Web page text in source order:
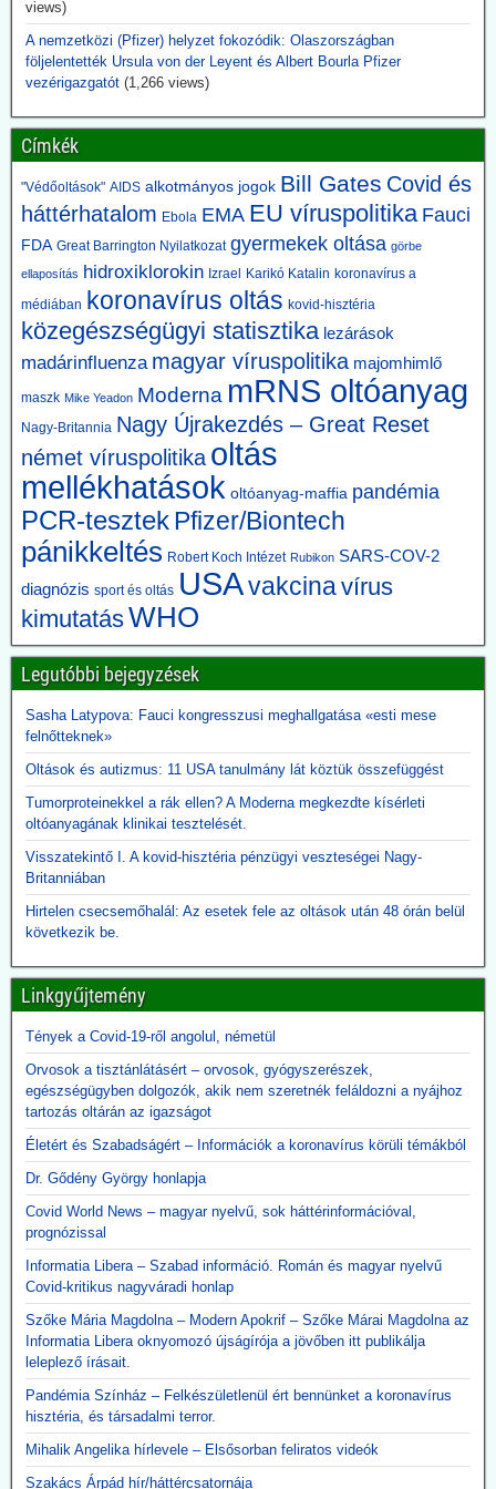
Aki eddig ezt szóba hozta, megkapta jelzőjét: Alusipkás
összeesküvés-teoretikus.
2026.06.14. JonFleetwood.com: A CDC csöndben
nem bizonyítja a vírusátvitelt
A CDC a legújabb USA kanyaróesetek kapcsán csöndben beismeri,
hogy a génszekvenálás eredményei önmagukban nem tekinthetők
elegendő bizonyítéknak a vírusátvitel mellett, mégha a genomok
nagyon hasonlók is.
Mint tudjuk, az összes korlátozó intézkedés egyedül a PCR-
teszteken nyugodott.
2026.06.12. unorthodoxy.substack.com: Amikor
megváltoztatták a járványos gyermekbénulás
definícióját, hirtelen eltűnt a betegség. Érdekes,
ez pont egybeesett az oltások bevezetésével.
A történet arról szól, hogy mi történt a definícióval 1955-ben, abban
az évben, amikor Salk vakcináját bevezették. Ezt megelőzően a
„polio” fogalma rendkívül tág volt: akár egy 24 órán át tartó átmeneti
bénulás is ide sorolható volt. Azokat az eseteket, amelyeket ma
Guillain-Barré-szindrómának, aszeptikus agyhártyagyulladásnak
vagy más idegrendszeri betegségnek nevezünk, ugyanabba a
kategóriába sorolták.
A CDC és az Amerikai Közegészségügyi Szövetség felülvizsgálta a
kritériumokat – most már gyakran 60 napos vagy annál hosszabb
bénulást követelnek meg a besoroláshoz. Azokat az eseteket,
amelyek nem feleltek meg az új kritériumoknak, másként sorolták
be.
2026.06.10. JonFleetwood.com: Kennedy
beszüntette, Rubio külügyminiszter újra elindítja
a Gavi finanszírozását
Egy évvel ezelőtt Robert F. Kennedy Jr. egészségügyi miniszter
visszavonta a Gavi számára nyújtott, évi több száz millió dolláros
amerikai támogatást, hivatkozva a DTP-oltással összefüggésbe
hozható gyermekhalálesetekre.
Kennedy arra kérte a Gavi-t, hogy „állítsa vissza a közbizalmat, és
igazolja azt a 8 milliárd dollárt, amelyet Amerika 2001 óta nyújtott
finanszírozásként”.
Rubio külügyminiszter azonban most közölte, hogy - az afrikai
ebola-esetekre tekintettel - folytatják a Gavi finanszírozását. A
közbizalom Gavi általi visszaszerzéséről Rubio nem ejtett szót.
2026.06.09. 24.hu: A 300 milliárdért beszerzett,
használhatatlan lélegeztetőgépek tárolása eddig
2,3 milliárdba került
A kormány felülvizsgálja a koronavírus idején beszerzett
lélegeztetőgépek ügyét. A járvány alatt közel 300 milliárd forint
értékben szerzett be gépeket az Orbán-kormány annak ellenére,
hogy a szakmai szervezetek világossá tették, hogy nincs elég
ember ennyi gép üzemeltetésére. A kormány felülvizsgálja az akkor
kötött szerződéseket, a vizsgálatot pedig a Külügyminisztérium
folytatja majd le, azonnali hatállyal.
A használhatatlan lélegeztetőgépek tárolása is horribilis összegbe
került: több mint 2,3 milliárd forint volt eddig a raktárköltség.
Közzétevő: Teljesen mellékes, hogy volt-e (van-e) elég ember ennyi
gép üzemeltetésére. A gépek használata kontraproduktív, nem
gyógyítja az influenzás beteget, hanem sietteti, elősegíti halálukat.
Erre több bejegyzésben felhívtuk a figyelmet. Beszerzésük egy célt
szolgált: a 120 milliárd lenyúlását. Ennyi volt a különbség a
gyárkapunál érvényes ár, és a magyar adófizető által kifizetett 300
milliárd között.
A gépek vásárlása emellett hozzájárult a pszichoterrorhoz, ami
aztán ahhoz vezetett, hogy az emberek önként sorba álltak, hogy
fölvehessék a génterápiás oltást.
views)
A nemzetközi (Pfizer) helyzet fokozódik: Olaszországban
följelentették Ursula von der Leyent és Albert Bourla Pfizer
vezérigazgatót (1,266 views)
Címkék
"Védőoltások" AIDS alkotmányos jogok Bill Gates Covid és
háttérhatalom Ebola EMA EU víruspolitika Fauci
FDA Great Barrington Nyilatkozat gyermekek oltása görbe
ellaposítás hidroxiklorokin Izrael Karikó Katalin koronavírus a
médiában koronavírus oltás kovid-hisztéria
közegészségügyi statisztika lezárások
madárinfluenza magyar víruspolitika majomhimlő
maszk Mike Yeadon Moderna mRNS oltóanyag
Nagy-Britannia Nagy Újrakezdés – Great Reset
német víruspolitika oltás
mellékhatások oltóanyag-maffia pandémia
PCR-tesztek Pfizer/Biontech
pánikkeltés Robert Koch Intézet Rubikon SARS-COV-2
diagnózis sport és oltás USAvakcinavírus
kimutatásWHO
Legutóbbi bejegyzések
Sasha Latypova: Fauci kongresszusi meghallgatása «esti mese
felnőtteknek»
Oltások és autizmus: 11 USA tanulmány lát köztük összefüggést
Tumorproteinekkel a rák ellen? A Moderna megkezdte kísérleti
oltóanyagának klinikai tesztelését.
Visszatekintő I. A kovid-hisztéria pénzügyi veszteségei Nagy-
Britanniában
Hirtelen csecsemőhalál: Az esetek fele az oltások után 48 órán belül
következik be.
Linkgyűjtemény
Tények a Covid-19-ről angolul, németül
Orvosok a tisztánlátásért – orvosok, gyógyszerészek,
egészségügyben dolgozók, akik nem szeretnék feláldozni a nyájhoz
tartozás oltárán az igazságot
Életért és Szabadságért – Információk a koronavírus körüli témákból
Dr. Gődény György honlapja
Covid World News – magyar nyelvű, sok háttérinformációval,
prognózissal
Informatia Libera – Szabad információ. Román és magyar nyelvű
Covid-kritikus nagyváradi honlap
Szőke Mária Magdolna – Modern Apokrif – Szőke Márai Magdolna az
Informatia Libera oknyomozó újságírója a jövőben itt publikálja
leleplező írásait.
Pandémia Színház – Felkészületlenül ért bennünket a koronavírus
hisztéria, és társadalmi terror.
Mihalik Angelika hírlevele – Elsősorban feliratos videók
Szakács Árpád hír/háttércsatornája